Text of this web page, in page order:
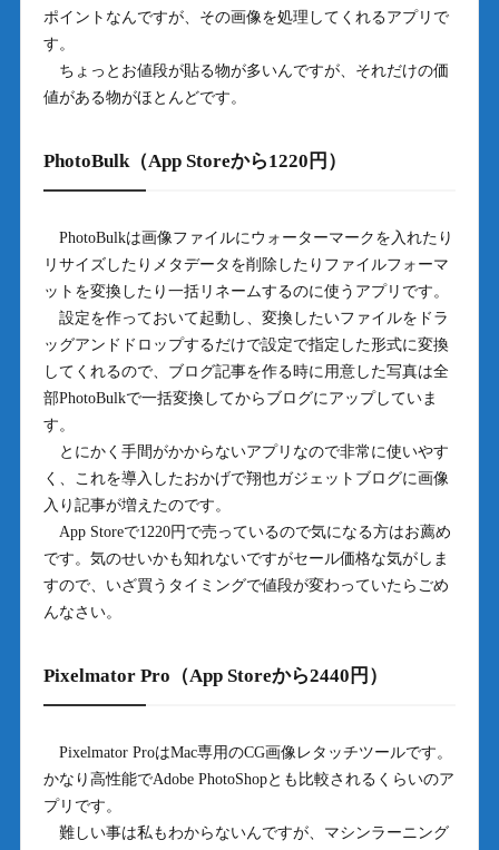
ポイントなんですが、その画像を処理してくれるアプリで
す。
ちょっとお値段が貼る物が多いんですが、それだけの価
値がある物がほとんどです。
PhotoBulk（App Storeから1220円）
PhotoBulkは画像ファイルにウォーターマークを入れたり
リサイズしたりメタデータを削除したりファイルフォーマ
ットを変換したり一括リネームするのに使うアプリです。
設定を作っておいて起動し、変換したいファイルをドラ
ッグアンドドロップするだけで設定で指定した形式に変換
してくれるので、ブログ記事を作る時に用意した写真は全
部PhotoBulkで一括変換してからブログにアップしていま
す。
とにかく手間がかからないアプリなので非常に使いやす
く、これを導入したおかげで翔也ガジェットブログに画像
入り記事が増えたのです。
App Storeで1220円で売っているので気になる方はお薦め
です。気のせいかも知れないですがセール価格な気がしま
すので、いざ買うタイミングで値段が変わっていたらごめ
んなさい。
Pixelmator Pro（App Storeから2440円）
Pixelmator ProはMac専用のCG画像レタッチツールです。
かなり高性能でAdobe PhotoShopとも比較されるくらいのア
プリです。
難しい事は私もわからないんですが、マシンラーニング